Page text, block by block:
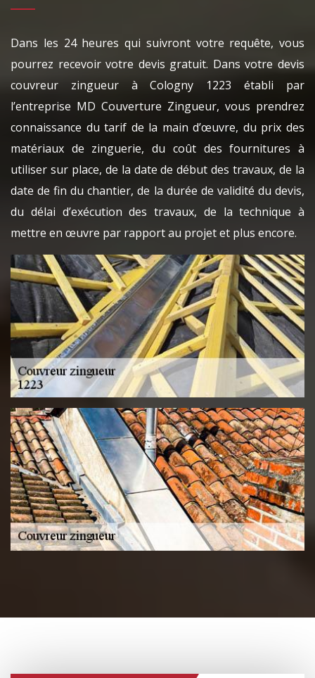
Dans les 24 heures qui suivront votre requête, vous
pourrez recevoir votre devis gratuit. Dans votre devis
couvreur zingueur à Cologny 1223 établi par
l’entreprise MD Couverture Zingueur, vous prendrez
connaissance du tarif de la main d’œuvre, du prix des
matériaux de zinguerie, du coût des fournitures à
utiliser sur place, de la date de début des travaux, de la
date de fin du chantier, de la durée de validité du devis,
du délai d’exécution des travaux, de la technique à
mettre en œuvre par rapport au projet et plus encore.